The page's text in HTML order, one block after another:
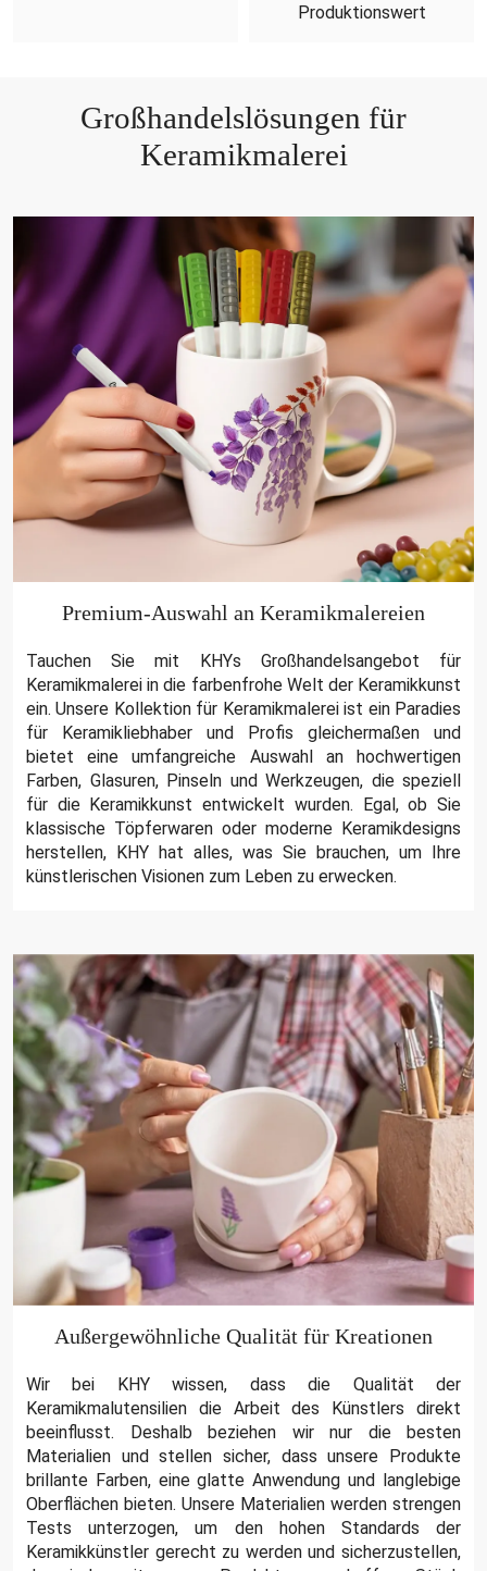
Produktionswert
Großhandelslösungen für
Keramikmalerei
Premium-Auswahl an Keramikmalereien
Tauchen Sie mit KHYs Großhandelsangebot für
Keramikmalerei in die farbenfrohe Welt der Keramikkunst
ein. Unsere Kollektion für Keramikmalerei ist ein Paradies
für Keramikliebhaber und Profis gleichermaßen und
bietet eine umfangreiche Auswahl an hochwertigen
Farben, Glasuren, Pinseln und Werkzeugen, die speziell
für die Keramikkunst entwickelt wurden. Egal, ob Sie
klassische Töpferwaren oder moderne Keramikdesigns
herstellen, KHY hat alles, was Sie brauchen, um Ihre
künstlerischen Visionen zum Leben zu erwecken.
Außergewöhnliche Qualität für Kreationen
Wir bei KHY wissen, dass die Qualität der
Keramikmalutensilien die Arbeit des Künstlers direkt
beeinflusst. Deshalb beziehen wir nur die besten
Materialien und stellen sicher, dass unsere Produkte
brillante Farben, eine glatte Anwendung und langlebige
Oberflächen bieten. Unsere Materialien werden strengen
Tests unterzogen, um den hohen Standards der
Keramikkünstler gerecht zu werden und sicherzustellen,